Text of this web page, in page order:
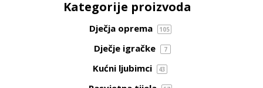
Kategorije proizvoda
Dječja oprema 105
Dječje igračke 7
Kućni ljubimci 43